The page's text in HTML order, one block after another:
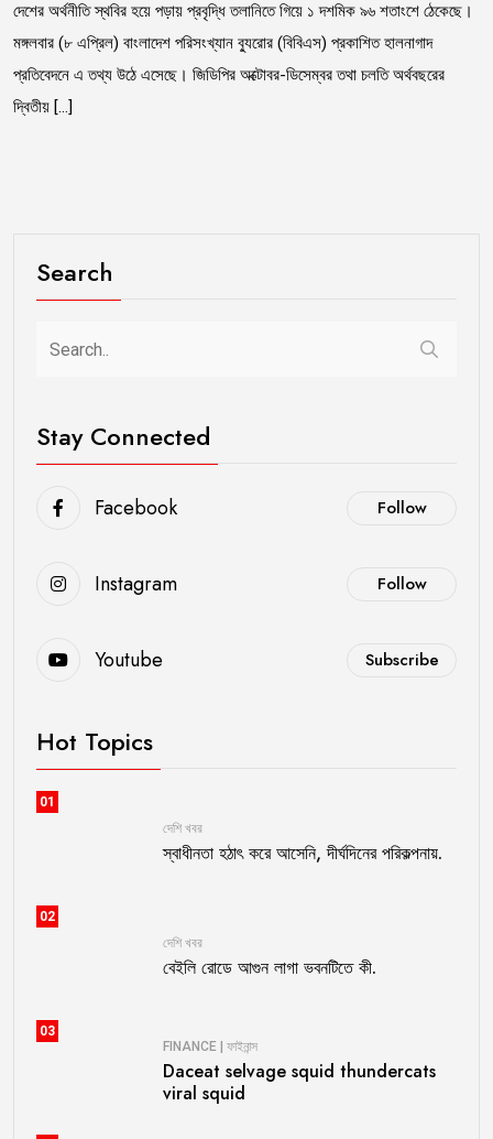
দেশের অর্থনীতি স্থবির হয়ে পড়ায় প্রবৃদ্ধি তলানিতে গিয়ে ১ দশমিক ৯৬ শতাংশে ঠেকেছে।
মঙ্গলবার (৮ এপ্রিল) বাংলাদেশ পরিসংখ্যান ব্যুরোর (বিবিএস) প্রকাশিত হালনাগাদ
প্রতিবেদনে এ তথ্য উঠে এসেছে। জিডিপির অক্টোবর-ডিসেম্বর তথা চলতি অর্থবছরের
দ্বিতীয় […]
Search
Stay Connected
Facebook Follow
Instagram Follow
Youtube Subscribe
Hot Topics
01
দেশি খবর
স্বাধীনতা হঠাৎ করে আসেনি, দীর্ঘদিনের পরিকল্পনায়.
02
দেশি খবর
বেইলি রোডে আগুন লাগা ভবনটিতে কী.
03
FINANCE | ফাইনান্স
Daceat selvage squid thundercats
viral squid